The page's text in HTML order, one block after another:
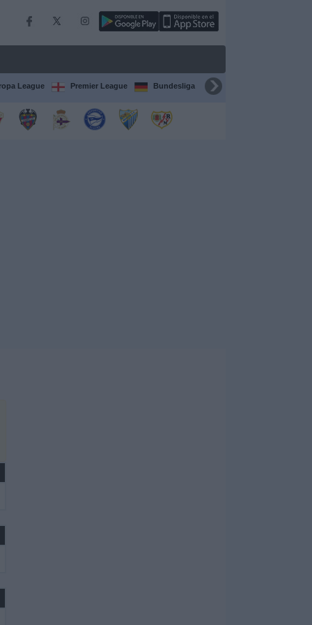
League Premier League Bundesliga Supercopa de España